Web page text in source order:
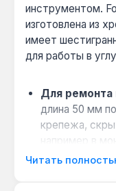
инструментом.
изготовлена из
имеет
для работы в
Для ремонта
длина 50 мм
крепежа,
например в
панелями
Читать